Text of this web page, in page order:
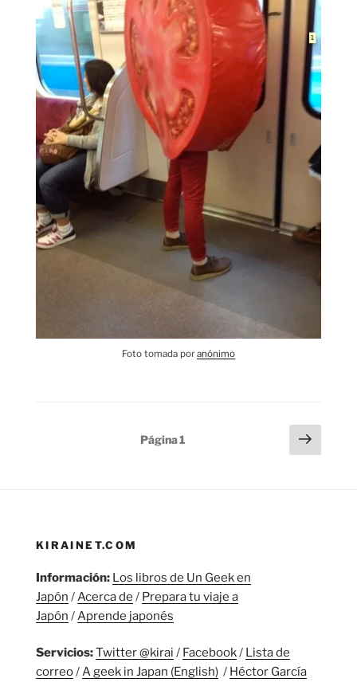
Foto tomada poranónimo
Página1
KIRAINET.COM
Información: Los libros de Un Geek en
Japón /Acerca de / Prepara tu viaje a
Japón /Aprende japonés
Servicios:Twitter @kirai / Facebook/ Lista de
correo/A geek in Japan (English) / Héctor García